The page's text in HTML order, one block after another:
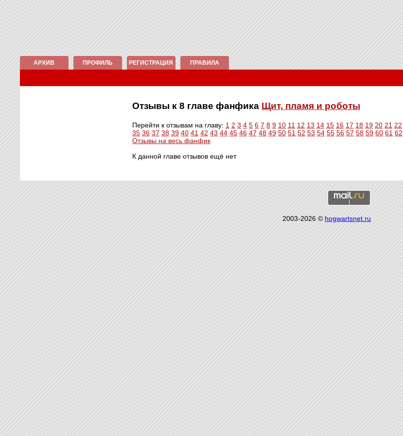
АРХИВ ПРОФИЛЬ РЕГИСТРАЦИЯ ПРАВИЛА
Отзывы к 8 главе фанфика Щит, пламя и роботы
Перейти к отзывам на главу: 1 2 3 4 5 6 7 8 9 10 11 12 13 14 15 16 17 18 19 20 21 22
35 36 37 38 39 40 41 42 43 44 45 46 47 48 49 50 51 52 53 54 55 56 57 58 59 60 61 62
Отзывы на весь фанфик
К данной главе отзывов ещё нет
2003-2026 ©hogwartsnet.ru